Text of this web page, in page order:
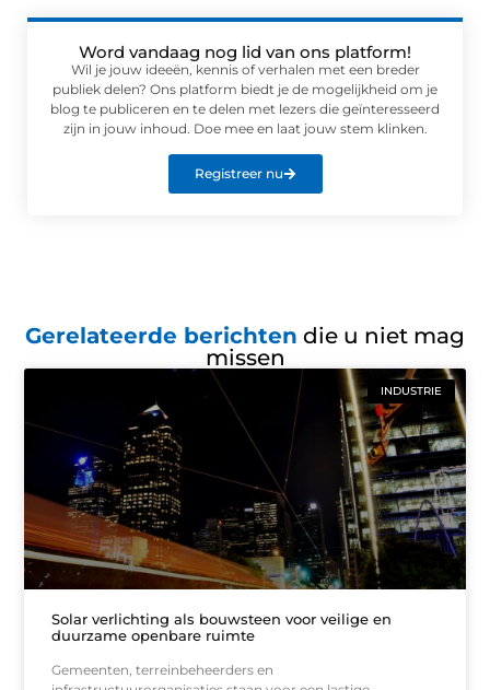
Word vandaag nog lid van ons platform!
Wil je jouw ideeën, kennis of verhalen met een breder
publiek delen? Ons platform biedt je de mogelijkheid om je
blog te publiceren en te delen met lezers die geïnteresseerd
zijn in jouw inhoud. Doe mee en laat jouw stem klinken.
Registreer nu
Gerelateerde berichten die u niet mag
missen
INDUSTRIE
Solar verlichting als bouwsteen voor veilige en
duurzame openbare ruimte
Gemeenten, terreinbeheerders en